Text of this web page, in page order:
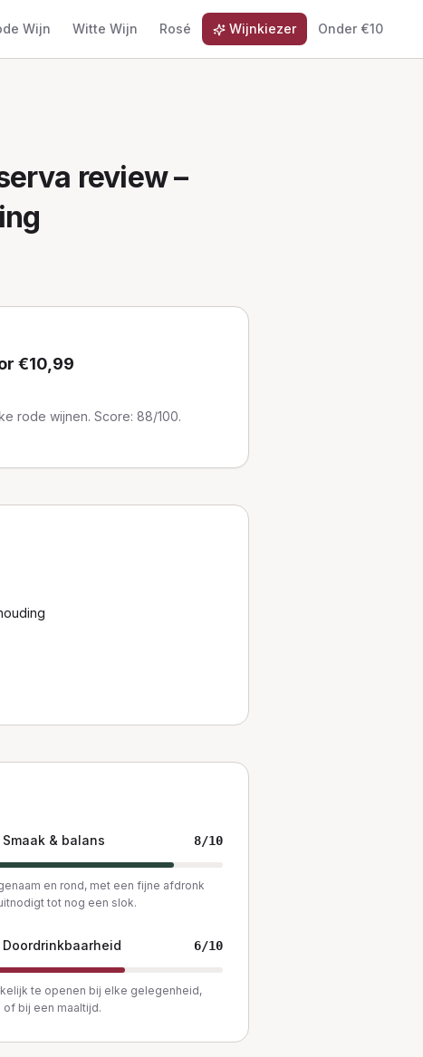
Wijn Witte Wijn Rosé Wijnkiezer Onder €10
review –
€10,99
rode wijnen. Score: 88/100.
Smaak & balans 8/10
en rond, met een fijne afdronk
tot nog een slok.
Doordrinkbaarheid 6/10
te openen bij elke gelegenheid,
of bij een maaltijd.